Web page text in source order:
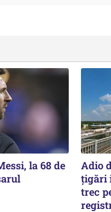
la 68 de
Adio
țigări
trec